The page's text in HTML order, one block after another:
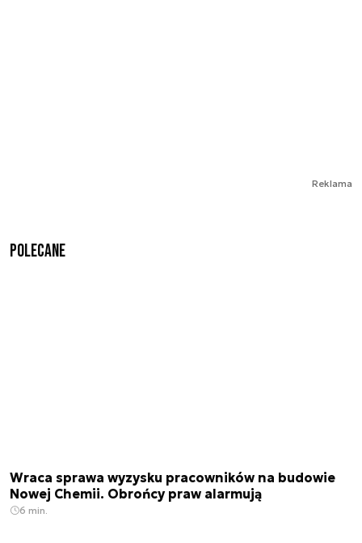
Reklama
Polecane
Wraca sprawa wyzysku pracowników na budowie
Nowej Chemii. Obrońcy praw alarmują
6 min.